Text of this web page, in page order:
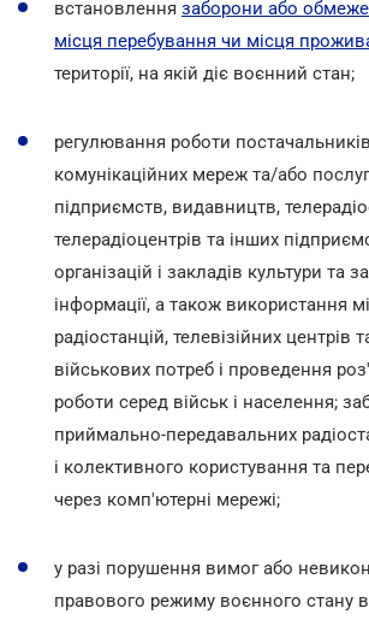
встановлення заборони або
місця перебування чи місця
території, на якій діє воєнний стан;
регулювання роботи
комунікаційних мереж та/або
підприємств, видавництв,
телерадіоцентрів та інших
організацій і закладів культури та
інформації, а також використання
радіостанцій, телевізійних центрів
військових потреб і проведення
роботи серед військ і населення;
приймально-передавальних
і колективного користування та
через комп'ютерні мережі;
у разі порушення вимог або
правового режиму воєнного стану